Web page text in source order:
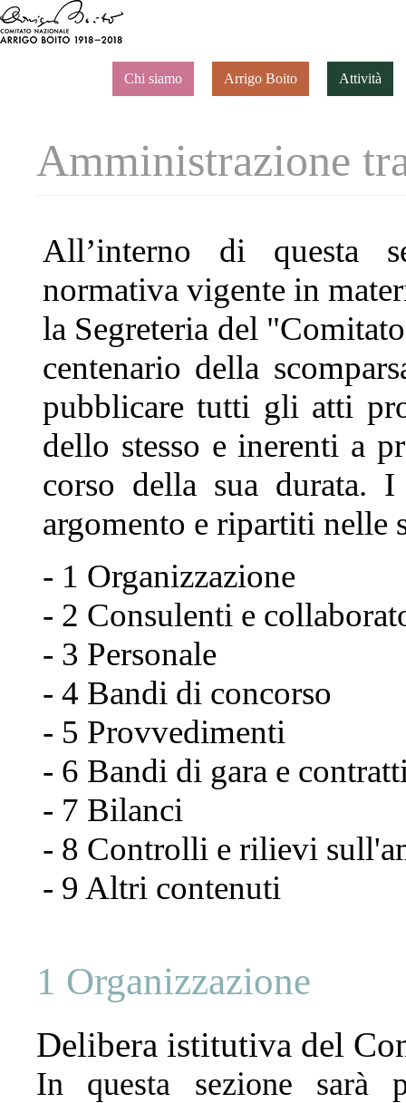
Chi siamo Arrigo Boito Attività
Amministrazione
All’interno di questa
normativa vigente in
la Segreteria del
centenario della
pubblicare tutti gli atti
dello stesso e inerenti a
corso della sua durata.
argomento e ripartiti nelle
- 1 Organizzazione
- 2 Consulenti e
- 3 Personale
- 4 Bandi di concorso
- 5 Provvedimenti
- 6 Bandi di gara e
- 7 Bilanci
- 8 Controlli e rilievi
- 9 Altri contenuti
1 Organizzazione
Delibera istitutiva del
In questa sezione sarà